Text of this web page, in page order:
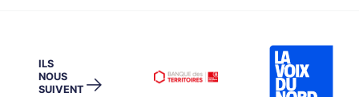
ILS
NOUS
SUIVENT →